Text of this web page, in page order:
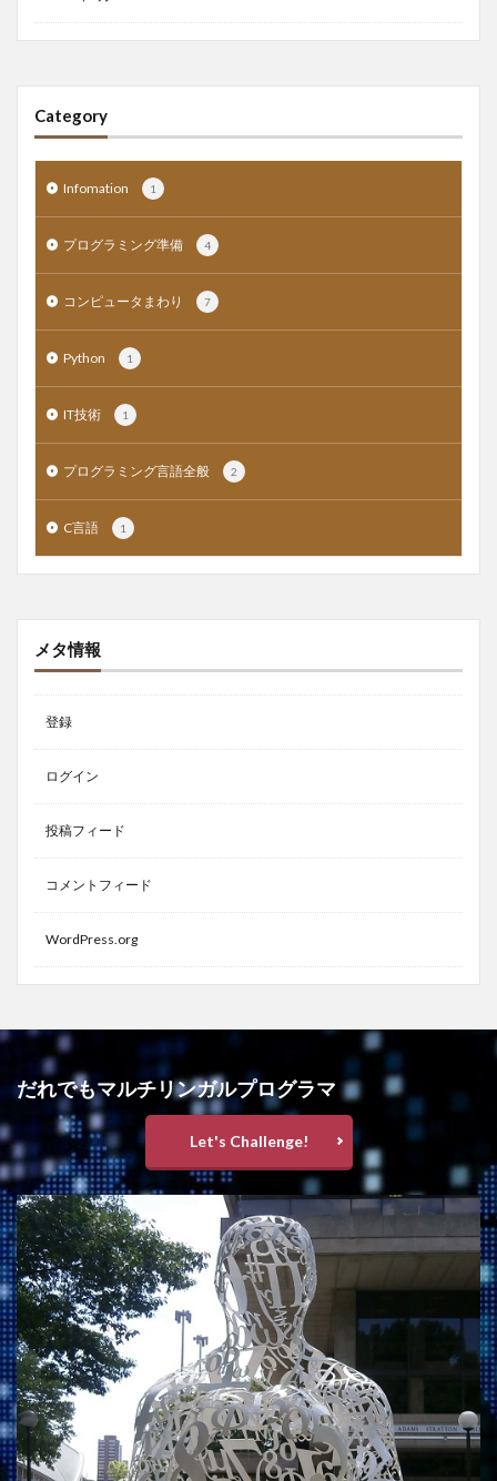
Category
Infomation 1
プログラミング準備 4
コンピュータまわり 7
Python 1
IT技術 1
プログラミング言語全般 2
C言語 1
メタ情報
登録
ログイン
投稿フィード
コメントフィード
WordPress.org
だれでもマルチリンガルプログラマ
Let's Challenge!